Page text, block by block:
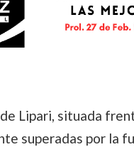
Lipari, situada
superadas por la